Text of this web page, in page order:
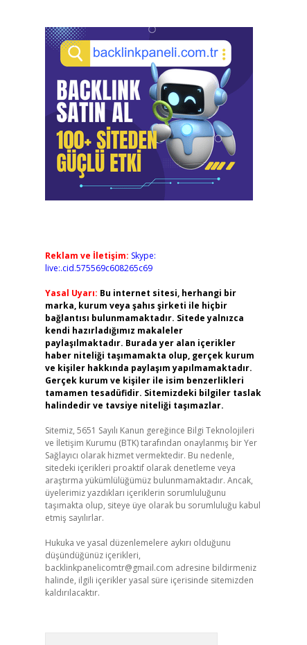
Reklam ve İletişim: Skype:
live:.cid.575569c608265c69
Yasal Uyarı: Bu internet sitesi, herhangi bir
marka, kurum veya şahıs şirketi ile hiçbir
bağlantısı bulunmamaktadır. Sitede yalnızca
kendi hazırladığımız makaleler
paylaşılmaktadır. Burada yer alan içerikler
haber niteliği taşımamakta olup, gerçek kurum
ve kişiler hakkında paylaşım yapılmamaktadır.
Gerçek kurum ve kişiler ile isim benzerlikleri
tamamen tesadüfidir. Sitemizdeki bilgiler taslak
halindedir ve tavsiye niteliği taşımazlar.
Sitemiz, 5651 Sayılı Kanun gereğince Bilgi Teknolojileri
ve İletişim Kurumu (BTK) tarafından onaylanmış bir Yer
Sağlayıcı olarak hizmet vermektedir. Bu nedenle,
sitedeki içerikleri proaktif olarak denetleme veya
araştırma yükümlülüğümüz bulunmamaktadır. Ancak,
üyelerimiz yazdıkları içeriklerin sorumluluğunu
taşımakta olup, siteye üye olarak bu sorumluluğu kabul
etmiş sayılırlar.
Hukuka ve yasal düzenlemelere aykırı olduğunu
düşündüğünüz içerikleri,
backlinkpanelicomtr@gmail.com adresine bildirmeniz
halinde, ilgili içerikler yasal süre içerisinde sitemizden
kaldırılacaktır.